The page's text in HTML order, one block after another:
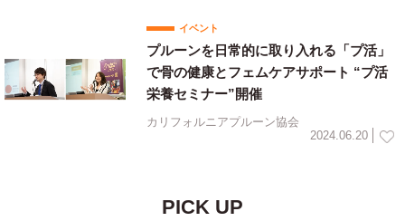
イベント
プルーンを日常的に取り入れる「プ活」
で骨の健康とフェムケアサポート “プ活
栄養セミナー”開催
カリフォルニアプルーン協会
2024.06.20
PICK UP